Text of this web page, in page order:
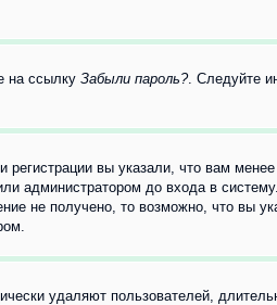
на ссылку Забыли пароль?. Следуйте
вы указали, что вам
администратором до входа в
не получено, то возможно, что вы
удаляют пользователей,